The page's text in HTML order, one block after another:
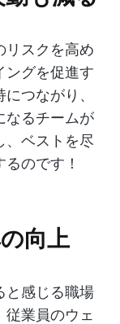
リスクを高め
ングを促進す
つながり、
なるチームが
、ベストを尽
のです！
向上
と感じる職場
従業員のウェ